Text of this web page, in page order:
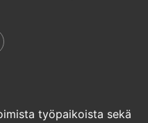
työpaikoista sekä